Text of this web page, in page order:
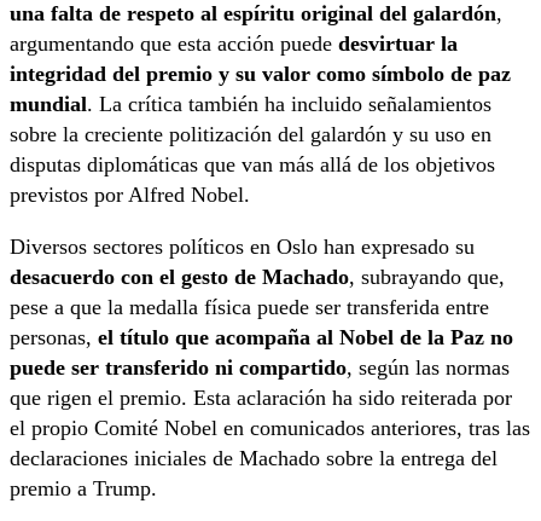
una falta de respeto al espíritu original del galardón,
argumentando que esta acción puede desvirtuar la
integridad del premio y su valor como símbolo de paz
mundial. La crítica también ha incluido señalamientos
sobre la creciente politización del galardón y su uso en
disputas diplomáticas que van más allá de los objetivos
previstos por Alfred Nobel.
Diversos sectores políticos en Oslo han expresado su
desacuerdo con el gesto de Machado, subrayando que,
pese a que la medalla física puede ser transferida entre
personas, el título que acompaña al Nobel de la Paz no
puede ser transferido ni compartido, según las normas
que rigen el premio. Esta aclaración ha sido reiterada por
el propio Comité Nobel en comunicados anteriores, tras las
declaraciones iniciales de Machado sobre la entrega del
premio a Trump.